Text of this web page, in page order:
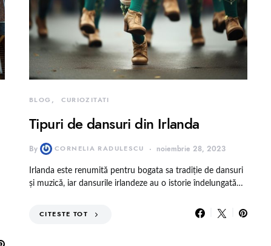
BLOG CURIOZITATI
Tipuri de dansuri din Irlanda
By CORNELIA RADULESCU noiembrie 28, 2023
Irlanda este renumită pentru bogata sa tradiție de dansuri
și muzică, iar dansurile irlandeze au o istorie îndelungată…
CITESTE TOT